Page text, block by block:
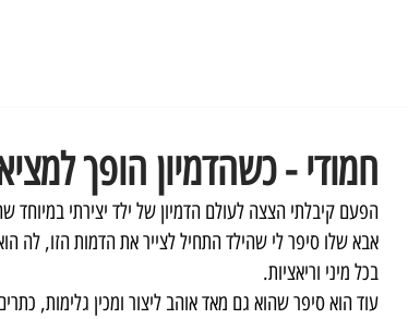
חמודי - כשהדמיון הופך
הפעם קיבלתי הצצה לעולם הדמיון של ילד יצירתי במיוחד
אבא שלו סיפר לי שהילד התחיל לצייר את הדמות הזו, לה
בכל מיני וריאציות.
עוד הוא סיפר שהוא גם מאד אוהב ליצור ומכין גלימות,